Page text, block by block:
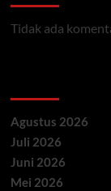
Tidak ada
Agustus 2026
Juli 2026
Juni 2026
Mei 2026